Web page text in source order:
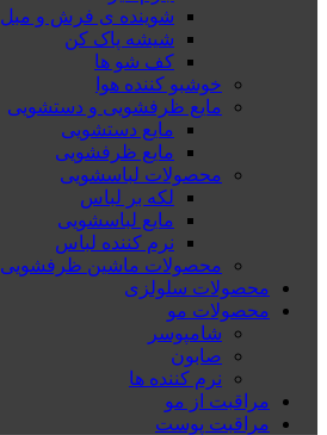
شوینده ی فرش و مبل
شیشه پاک کن
کف شو ها
خوشبو کننده هوا
مایع ظرفشویی و دستشویی
مایع دستشویی
مایع ظرفشویی
محصولات لباسشویی
لکه بر لباس
مایع لباسشویی
نرم کننده لباس
محصولات ماشین ظرفشویی
محصولات سلولزی
محصولات مو
شامپوسر
صابون
نرم کننده ها
مراقبت از مو
مراقبت پوست